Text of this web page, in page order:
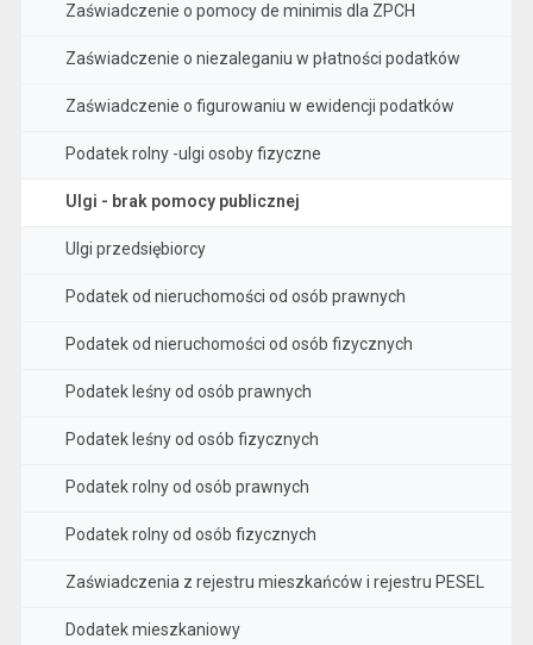
Zaświadczenie o pomocy de minimis dla ZPCH
Zaświadczenie o niezaleganiu w płatności podatków
Zaświadczenie o figurowaniu w ewidencji podatków
Podatek rolny -ulgi osoby fizyczne
Ulgi - brak pomocy publicznej
Ulgi przedsiębiorcy
Podatek od nieruchomości od osób prawnych
Podatek od nieruchomości od osób fizycznych
Podatek leśny od osób prawnych
Podatek leśny od osób fizycznych
Podatek rolny od osób prawnych
Podatek rolny od osób fizycznych
Zaświadczenia z rejestru mieszkańców i rejestru PESEL
Dodatek mieszkaniowy